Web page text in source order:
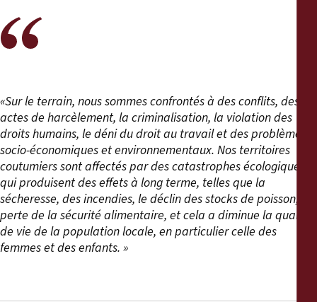
Legal Submissions
Declarations
Annual Reports
«Sur le terrain, nous sommes confrontés à des conflits, des
actes de harcèlement, la criminalisation, la violation des
droits humains, le déni du droit au travail et des problèmes
socio-économiques et environnementaux. Nos territoires
coutumiers sont affectés par des catastrophes écologiques
qui produisent des effets à long terme, telles que la
sécheresse, des incendies, le déclin des stocks de poisson, la
perte de la sécurité alimentaire, et cela a diminue la qualité
de vie de la population locale, en particulier celle des
femmes et des enfants. »